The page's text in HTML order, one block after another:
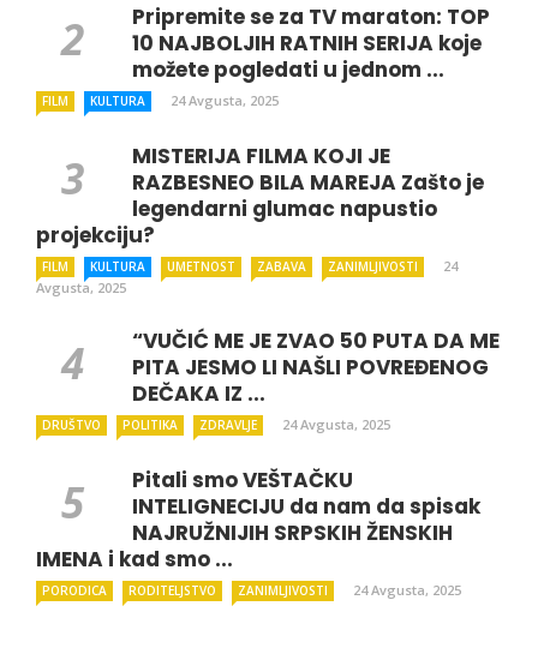
Pripremite se za TV maraton: TOP
10 NAJBOLJIH RATNIH SERIJA koje
možete pogledati u jednom ...
FILM KULTURA 24 Avgusta, 2025
MISTERIJA FILMA KOJI JE
RAZBESNEO BILA MAREJA Zašto je
legendarni glumac napustio
projekciju?
FILM KULTURA UMETNOST ZABAVA ZANIMLJIVOSTI
24
Avgusta, 2025
“VUČIĆ ME JE ZVAO 50 PUTA DA ME
PITA JESMO LI NAŠLI POVREĐENOG
DEČAKA IZ ...
DRUŠTVO POLITIKA ZDRAVLJE 24 Avgusta, 2025
Pitali smo VEŠTAČKU
INTELIGNECIJU da nam da spisak
NAJRUŽNIJIH SRPSKIH ŽENSKIH
IMENA i kad smo ...
PORODICA RODITELJSTVO ZANIMLJIVOSTI 24 Avgusta, 2025